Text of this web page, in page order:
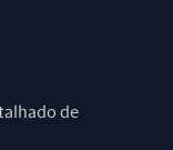
de